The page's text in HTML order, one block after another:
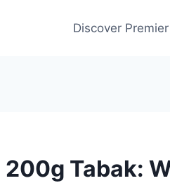
Discover
200g Tabak: